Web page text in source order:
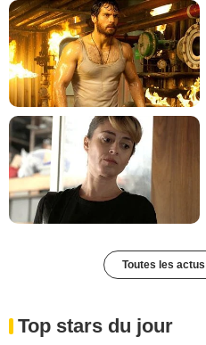
Toutes les
Top stars du jour